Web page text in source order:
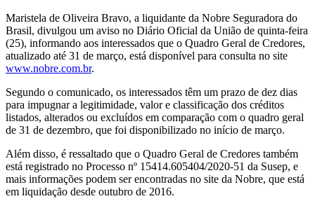
Maristela de Oliveira Bravo, a liquidante da Nobre Seguradora do
Brasil, divulgou um aviso no Diário Oficial da União de quinta-feira
(25), informando aos interessados que o Quadro Geral de Credores,
atualizado até 31 de março, está disponível para consulta no site
www.nobre.com.br.
Segundo o comunicado, os interessados têm um prazo de dez dias
para impugnar a legitimidade, valor e classificação dos créditos
listados, alterados ou excluídos em comparação com o quadro geral
de 31 de dezembro, que foi disponibilizado no início de março.
Além disso, é ressaltado que o Quadro Geral de Credores também
está registrado no Processo nº 15414.605404/2020-51 da Susep, e
mais informações podem ser encontradas no site da Nobre, que está
em liquidação desde outubro de 2016.